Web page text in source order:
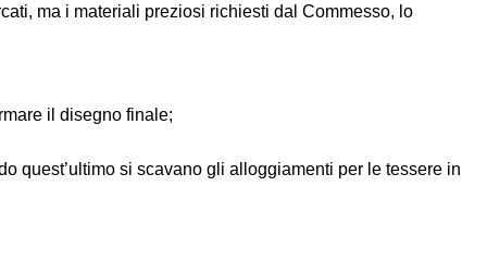
ma i materiali preziosi richiesti dal Commesso, lo
il disegno finale;
quest’ultimo si scavano gli alloggiamenti per le tessere in